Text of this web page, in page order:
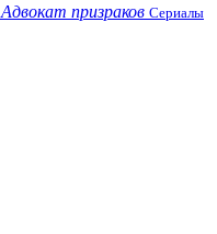
Адвокат призраков Сериалы